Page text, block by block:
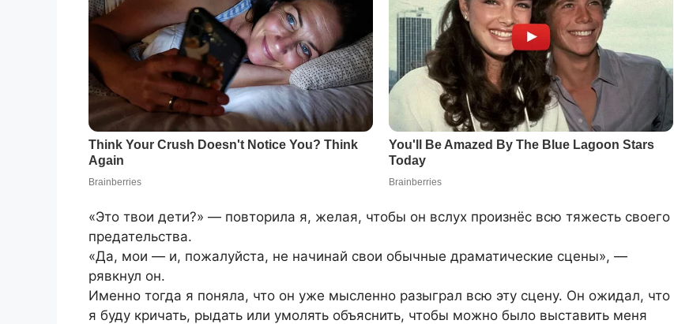
«Это твои дети?» — повторила я, желая, чтобы он вслух произнёс всю тяжесть своего
предательства.
«Да, мои — и, пожалуйста, не начинай свои обычные драматические сцены», —
рявкнул он.
Именно тогда я поняла, что он уже мысленно разыграл всю эту сцену. Он ожидал, что
я буду кричать, рыдать или умолять объяснить, чтобы можно было выставить меня